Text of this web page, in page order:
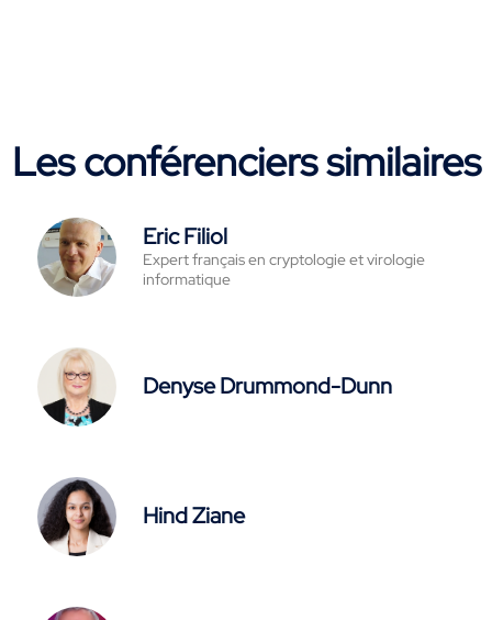
Les conférenciers similaires
Eric Filiol
Expert français en cryptologie et virologie
informatique
Denyse Drummond-Dunn
Hind Ziane